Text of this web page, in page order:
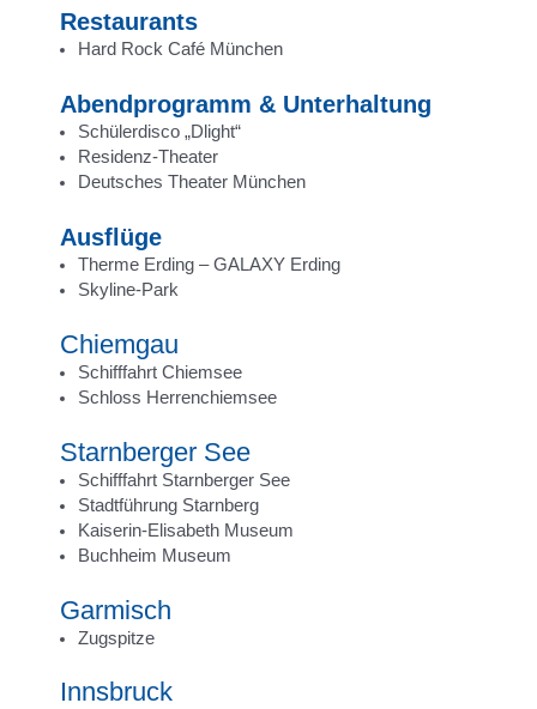
Restaurants
Hard Rock Café München
Abendprogramm & Unterhaltung
Schülerdisco „Dlight“
Residenz-Theater
Deutsches Theater München
Ausflüge
Therme Erding – GALAXY Erding
Skyline-Park
Chiemgau
Schifffahrt Chiemsee
Schloss Herrenchiemsee
Starnberger See
Schifffahrt Starnberger See
Stadtführung Starnberg
Kaiserin-Elisabeth Museum
Buchheim Museum
Garmisch
Zugspitze
Innsbruck